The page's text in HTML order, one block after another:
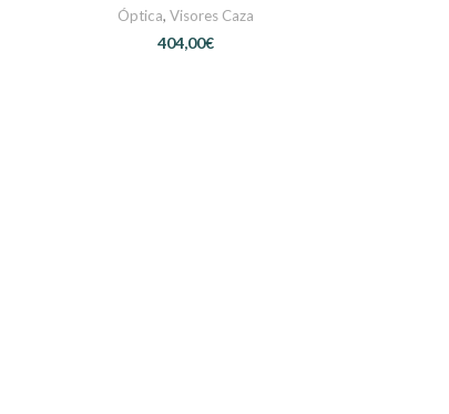
Óptica, Visores Caza
€